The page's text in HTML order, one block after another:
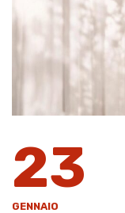
23
GENNAIO